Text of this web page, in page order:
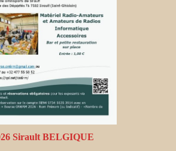
Sirault BELGIQUE